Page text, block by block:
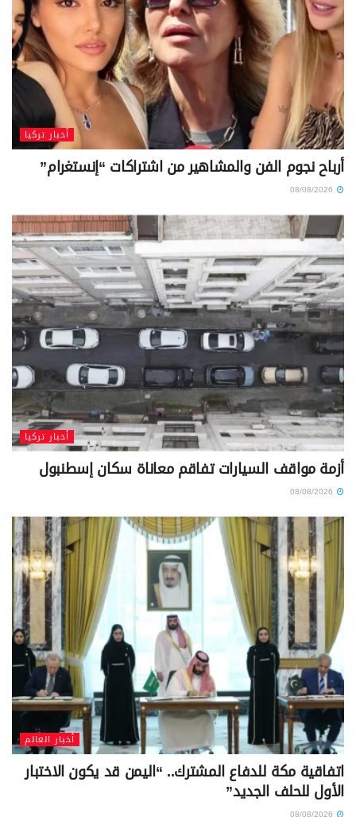
أخبار تركيا
أرباح نجوم الفن والمشاهير من اشتراكات “إنستغرام”
أخبار تركيا
أزمة مواقف السيارات تفاقم معاناة سكان إسطنبول
أخبار العالم
اتفاقية مكة للدفاع المشترك.. “اليمن قد يكون الاختبار
الأول للحلف الجديد”